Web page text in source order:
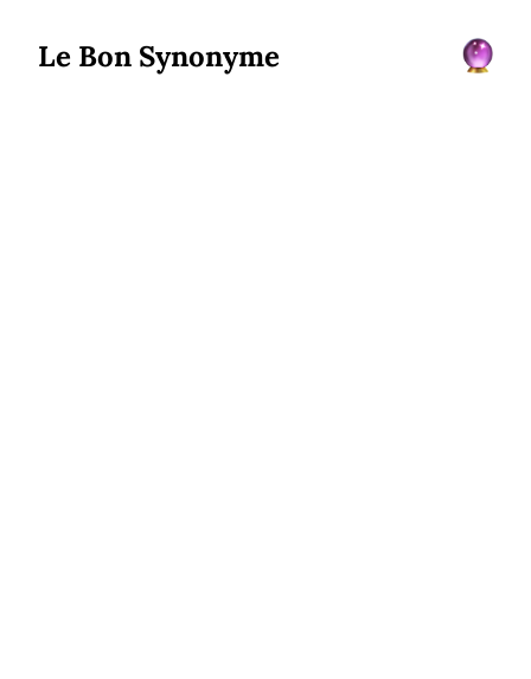
Le Bon Synonyme